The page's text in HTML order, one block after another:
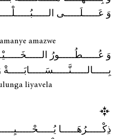
وَ عَـــــلَـــــى
amazwe
وَ عُـــــطُـــــورُ
liyavela
ذِكْـــــرُهَـــــا